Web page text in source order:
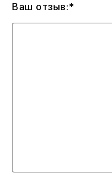
Ваш отзыв:*